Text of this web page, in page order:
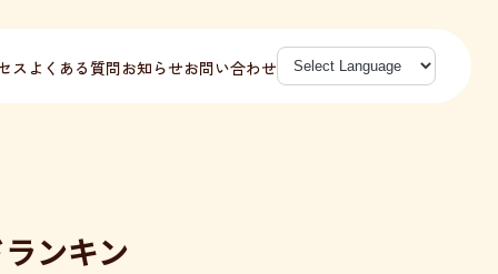
スよくある質問お知らせお問い合わせ
ンキン